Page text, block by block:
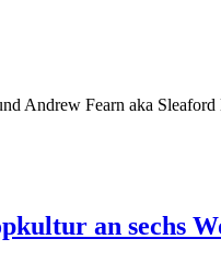
Andrew Fearn aka
an sechs